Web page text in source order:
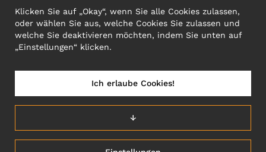
Narva mnt 5, EE-10117 Tallinn
Org: 12356245, VAT: EE101578318
ACHTUNG! Produktrücksendungen nicht an diese Adresse
DEUTSCHLAND/DEUTSCH (DE)
Klicken Sie auf „Okay“, wenn Sie alle Cookies zulassen,
oder wählen Sie aus, welche Cookies Sie zulassen und
welche Sie deaktivieren möchten, indem Sie unten auf
„Einstellungen“ klicken.
↓
Ich erlaube Cookies!